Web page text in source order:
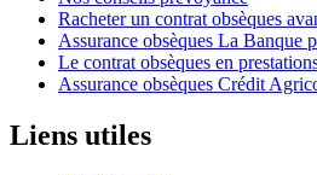
Racheter un contrat obsèques
Assurance obsèques La Banque
Le contrat obsèques en
Assurance obsèques Crédit
Liens utiles